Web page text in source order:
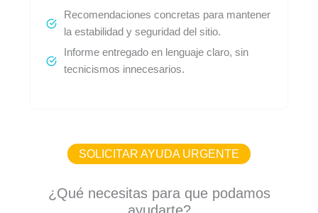
Recomendaciones concretas para mantener
la estabilidad y seguridad del sitio.
Informe entregado en lenguaje claro, sin
tecnicismos innecesarios.
SOLICITAR AYUDA URGENTE
¿Qué necesitas para que podamos